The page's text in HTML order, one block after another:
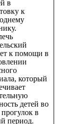
в
к
к помощи в
который
детей во
в
период.